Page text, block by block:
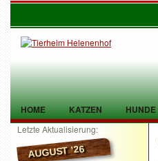
HOME KATZEN HUNDE
TIER GEFUNDEN KONTAKT
Letzte Aktualisierung:
AUGUST ’26